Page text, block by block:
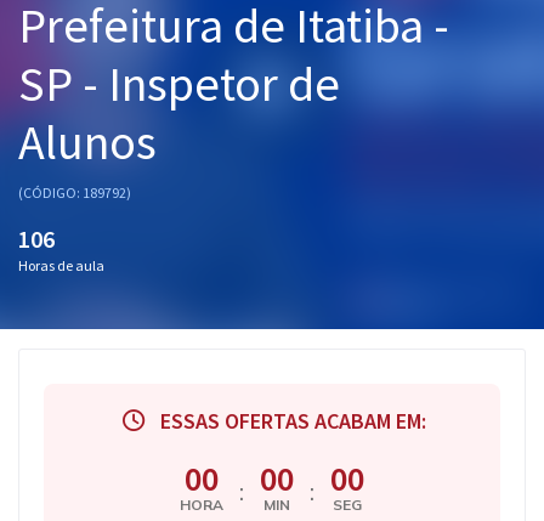
Pós
Graduação
OAB
Mentorias
Questões grátis
Prefeitura de Itatiba -
SP - Inspetor de
Alunos
(CÓDIGO: 189792)
106
Horas de aula
ESSAS OFERTAS ACABAM EM:
00
HORA : 00
MIN : 00
SEG